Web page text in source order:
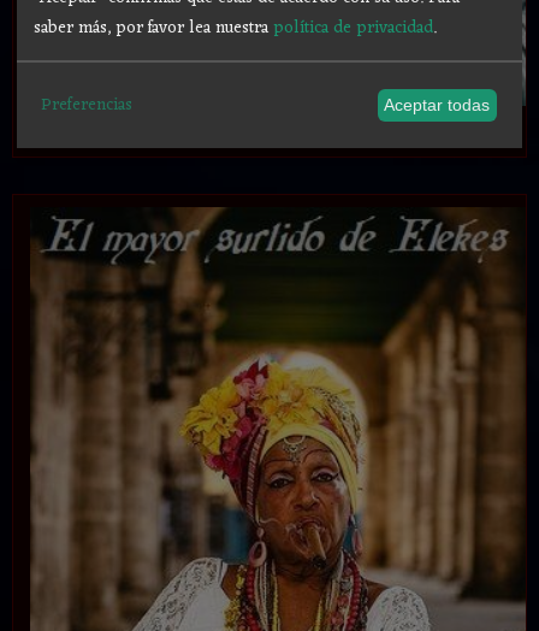
saber más, por favor lea nuestrapolítica de privacidad.
Preferencias Aceptar todas